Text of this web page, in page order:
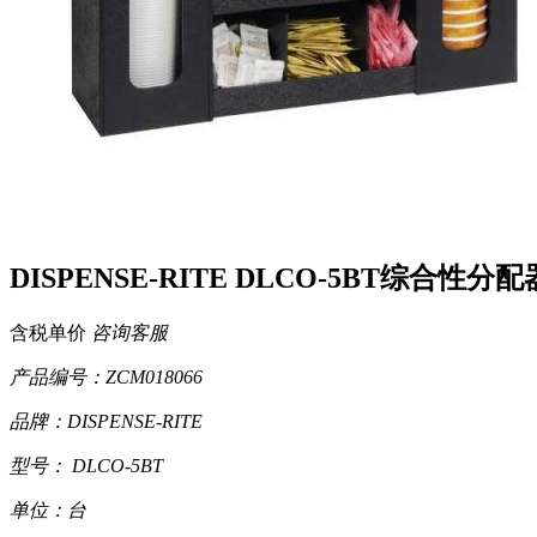
DISPENSE-RITE DLCO-5BT综合性分配
含税单价 咨询客服
产品编号：ZCM018066
品牌：DISPENSE-RITE
型号： DLCO-5BT
单位：台